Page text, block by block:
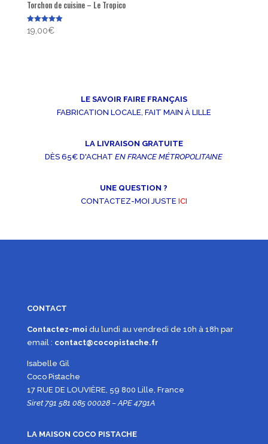
Torchon de cuisine – Le Tropico
Note
5.00
19,00€
LE SAVOIR FAIRE FRANÇAIS
FABRICATION LOCALE, FAIT MAIN À LILLE
LA LIVRAISON GRATUITE
DÈS 65€ D'ACHATEN FRANCE MÉTROPOLITAINE
UNE QUESTION ?
CONTACTEZ-MOI JUSTE ICI
CONTACT
Contactez-moi du lundi au vendredi de 10h à 18h par
email : contact@cocopistache.fr
Isabelle Gil
Coco Pistache
17 RUE DE LOUVIÈRE, 59 800 Lille, France
Siret 791 581 085 00028 – APE 4791A
LA MAISON COCO PISTACHE